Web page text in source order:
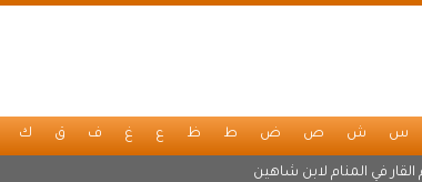
س ش ص ض ط ظ ع غ ف ق ك
في المنام لابن شاهين